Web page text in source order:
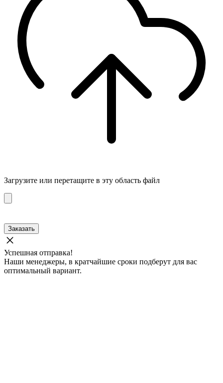
Загрузите или перетащите в эту область файл
Заказать
Успешная отправка!
Наши менеджеры, в кратчайшие сроки подберут для вас
оптимальный вариант.